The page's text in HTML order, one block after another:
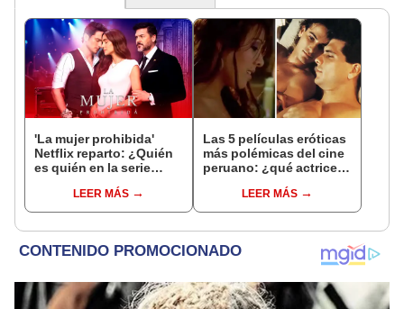
'La mujer prohibida'
Netflix reparto: ¿Quién
es quién en la serie
protagonizada por
Valerie Domínguez?
LEER MÁS
Las 5 películas eróticas
más polémicas del cine
peruano: ¿qué actrices
LEER MÁS